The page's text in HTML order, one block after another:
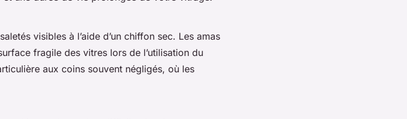
visibles à l’aide d’un chiffon sec. Les amas
fragile des vitres lors de l’utilisation du
aux coins souvent négligés, où les